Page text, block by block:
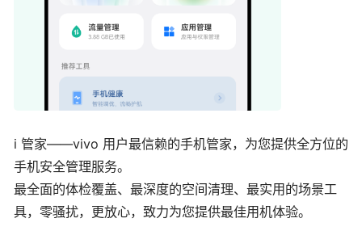
i 管家——vivo 用户最信赖的手机管家，为您提供全方位的
手机安全管理服务。
最全面的体检覆盖、最深度的空间清理、最实用的场景工
具，零骚扰，更放心，致力为您提供最佳用机体验。